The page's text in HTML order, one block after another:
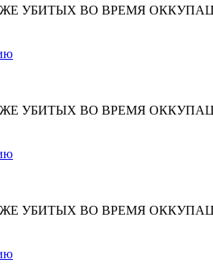
УБИТЫХ ВО ВРЕМЯ
УБИТЫХ ВО ВРЕМЯ
УБИТЫХ ВО ВРЕМЯ